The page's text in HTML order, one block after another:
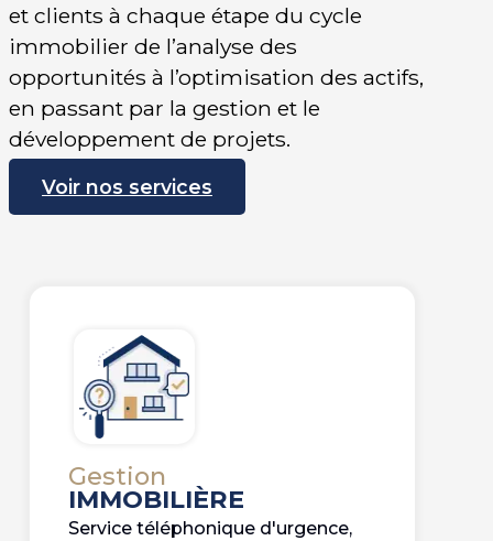
et clients à chaque étape du cycle
immobilier de l’analyse des
opportunités à l’optimisation des actifs,
en passant par la gestion et le
développement de projets.
Voir nos services
Gestion
IMMOBILIÈRE
Service téléphonique d'urgence,